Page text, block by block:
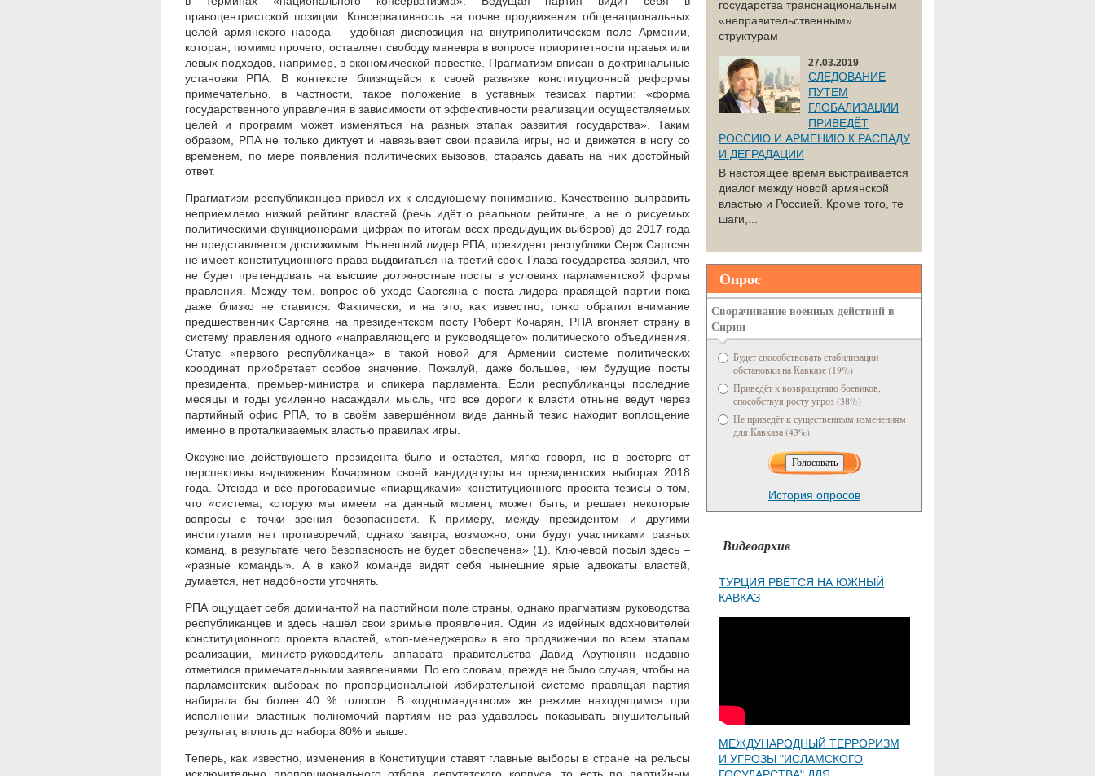
правоцентристской позиции. Консервативность на почве продвижения общенациональных
целей армянского народа – удобная диспозиция на внутриполитическом поле Армении,
которая, помимо прочего, оставляет свободу маневра в вопросе приоритетности правых или
левых подходов, например, в экономической повестке. Прагматизм вписан в доктринальные
установки РПА. В контексте близящейся к своей развязке конституционной реформы
примечательно, в частности, такое положение в уставных тезисах партии: «форма
государственного управления в зависимости от эффективности реализации осуществляемых
целей и программ может изменяться на разных этапах развития государства». Таким
образом, РПА не только диктует и навязывает свои правила игры, но и движется в ногу со
временем, по мере появления политических вызовов, стараясь давать на них достойный
ответ.
Прагматизм республиканцев привёл их к следующему пониманию. Качественно выправить
неприемлемо низкий рейтинг властей (речь идёт о реальном рейтинге, а не о рисуемых
политическими функционерами цифрах по итогам всех предыдущих выборов) до 2017 года
не представляется достижимым. Нынешний лидер РПА, президент республики Серж Саргсян
не имеет конституционного права выдвигаться на третий срок. Глава государства заявил, что
не будет претендовать на высшие должностные посты в условиях парламентской формы
правления. Между тем, вопрос об уходе Саргсяна с поста лидера правящей партии пока
даже близко не ставится. Фактически, и на это, как известно, тонко обратил внимание
предшественник Саргсяна на президентском посту Роберт Кочарян, РПА вгоняет страну в
систему правления одного «направляющего и руководящего» политического объединения.
Статус «первого республиканца» в такой новой для Армении системе политических
координат приобретает особое значение. Пожалуй, даже большее, чем будущие посты
президента, премьер-министра и спикера парламента. Если республиканцы последние
месяцы и годы усиленно насаждали мысль, что все дороги к власти отныне ведут через
партийный офис РПА, то в своём завершённом виде данный тезис находит воплощение
именно в проталкиваемых властью правилах игры.
Окружение действующего президента было и остаётся, мягко говоря, не в восторге от
перспективы выдвижения Кочаряном своей кандидатуры на президентских выборах 2018
года. Отсюда и все проговаримые «пиарщиками» конституционного проекта тезисы о том,
что «система, которую мы имеем на данный момент, может быть, и решает некоторые
вопросы с точки зрения безопасности. К примеру, между президентом и другими
институтами нет противоречий, однако завтра, возможно, они будут участниками разных
команд, в результате чего безопасность не будет обеспечена» (1). Ключевой посыл здесь –
«разные команды». А в какой команде видят себя нынешние ярые адвокаты властей,
думается, нет надобности уточнять.
РПА ощущает себя доминантой на партийном поле страны, однако прагматизм руководства
республиканцев и здесь нашёл свои зримые проявления. Один из идейных вдохновителей
конституционного проекта властей, «топ-менеджеров» в его продвижении по всем этапам
реализации, министр-руководитель аппарата правительства Давид Арутюнян недавно
отметился примечательными заявлениями. По его словам, прежде не было случая, чтобы на
парламентских выборах по пропорциональной избирательной системе правящая партия
набирала бы более 40 % голосов. В «одномандатном» же режиме находящимся при
исполнении властных полномочий партиям не раз удавалось показывать внушительный
результат, вплоть до набора 80% и выше.
Теперь, как известно, изменения в Конституции ставят главные выборы в стране на рельсы
государства транснациональным
«неправительственным»
структурам
27.03.2019
СЛЕДОВАНИЕ
ПУТЕМ
ГЛОБАЛИЗАЦИИ
ПРИВЕДЁТ
РОССИЮ И АРМЕНИЮ К РАСПАДУ
И ДЕГРАДАЦИИ
В настоящее время выстраивается
диалог между новой армянской
властью и Россией. Кроме того, те
шаги,...
Опрос
Сворачивание военных действий в
Сирии
Будет способствовать стабилизации
обстановки на Кавказе (19%)
Приведёт к возвращению боевиков,
способствуя росту угроз (38%)
Не приведёт к существенным изменениям
для Кавказа (43%)
История опросов
Видеоархив
ТУРЦИЯ РВЁТСЯ НА ЮЖНЫЙ
КАВКАЗ
МЕЖДУНАРОДНЫЙ ТЕРРОРИЗМ
И УГРОЗЫ "ИСЛАМСКОГО